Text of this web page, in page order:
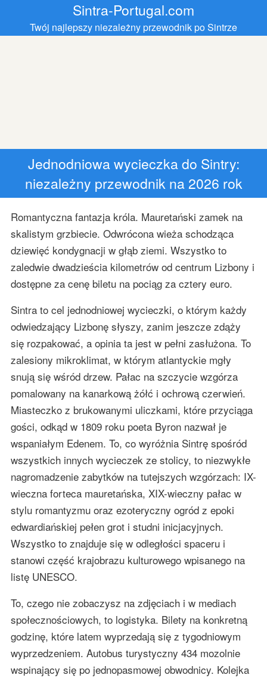
Sintra-Portugal.com
Twój najlepszy niezależny przewodnik po Sintrze
Jednodniowa wycieczka do Sintry:
niezależny przewodnik na 2026 rok
Romantyczna fantazja króla. Mauretański zamek na
skalistym grzbiecie. Odwrócona wieża schodząca
dziewięć kondygnacji w głąb ziemi. Wszystko to
zaledwie dwadzieścia kilometrów od centrum Lizbony i
dostępne za cenę biletu na pociąg za cztery euro.
Sintra to cel jednodniowej wycieczki, o którym każdy
odwiedzający Lizbonę słyszy, zanim jeszcze zdąży
się rozpakować, a opinia ta jest w pełni zasłużona. To
zalesiony mikroklimat, w którym atlantyckie mgły
snują się wśród drzew. Pałac na szczycie wzgórza
pomalowany na kanarkową żółć i ochrową czerwień.
Miasteczko z brukowanymi uliczkami, które przyciąga
gości, odkąd w 1809 roku poeta Byron nazwał je
wspaniałym Edenem. To, co wyróżnia Sintrę spośród
wszystkich innych wycieczek ze stolicy, to niezwykłe
nagromadzenie zabytków na tutejszych wzgórzach: IX-
wieczna forteca mauretańska, XIX-wieczny pałac w
stylu romantyzmu oraz ezoteryczny ogród z epoki
edwardiańskiej pełen grot i studni inicjacyjnych.
Wszystko to znajduje się w odległości spaceru i
stanowi część krajobrazu kulturowego wpisanego na
listę UNESCO.
To, czego nie zobaczysz na zdjęciach i w mediach
społecznościowych, to logistyka. Bilety na konkretną
godzinę, które latem wyprzedają się z tygodniowym
wyprzedzeniem. Autobus turystyczny 434 mozolnie
wspinający się po jednopasmowej obwodnicy. Kolejka